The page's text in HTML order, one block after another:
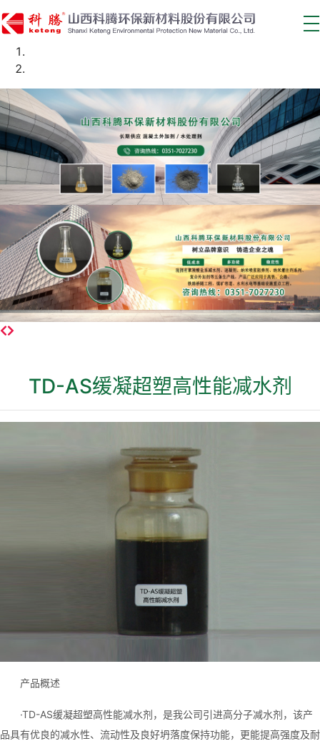
TD-AS缓凝超塑高性能减水剂
产品概述
·TD-AS缓凝超塑高性能减水剂，是我公司引进高分子减水剂，该产
品具有优良的减水性、流动性及良好坍落度保持功能，更能提高强度及耐